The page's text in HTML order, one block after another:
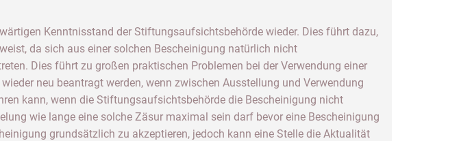
Kenntnisstand der Stiftungsaufsichtsbehörde wieder. Dies führt dazu,
da sich aus einer solchen Bescheinigung natürlich nicht
Dies führt zu großen praktischen Problemen bei der Verwendung einer
neu beantragt werden, wenn zwischen Ausstellung und Verwendung
kann, wenn die Stiftungsaufsichtsbehörde die Bescheinigung nicht
wie lange eine solche Zäsur maximal sein darf bevor eine Bescheinigung
grundsätzlich zu akzeptieren, jedoch kann eine Stelle die Aktualität